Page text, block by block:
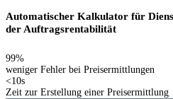
Automatischer Kalkulator für
der Auftragsrentabilität
99%
weniger Fehler bei Preisermittlungen
<10s
Zeit zur Erstellung einer Preisermittlung